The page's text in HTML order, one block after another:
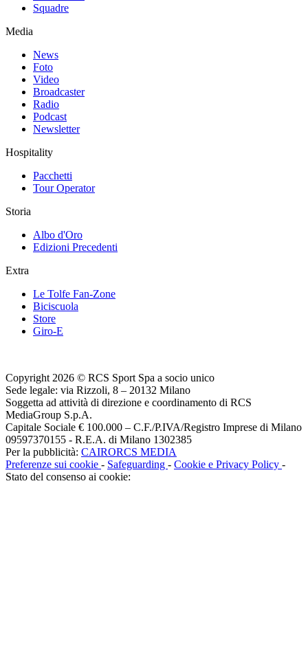
Squadre
Media
News
Foto
Video
Broadcaster
Radio
Podcast
Newsletter
Hospitality
Pacchetti
Tour Operator
Storia
Albo d'Oro
Edizioni Precedenti
Extra
Le Tolfe Fan-Zone
Biciscuola
Store
Giro-E
Copyright 2026 © RCS Sport Spa a socio unico
Sede legale: via Rizzoli, 8 – 20132 Milano
Soggetta ad attività di direzione e coordinamento di RCS
MediaGroup S.p.A.
Capitale Sociale € 100.000 – C.F./P.IVA/Registro Imprese di Milano
09597370155 - R.E.A. di Milano 1302385
Per la pubblicità: CAIRORCS MEDIA
Preferenze sui cookie - Safeguarding - Cookie e Privacy Policy -
Stato del consenso ai cookie: